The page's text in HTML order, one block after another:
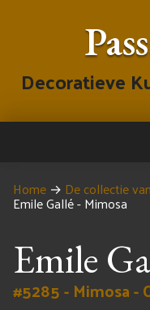
Decoratieve
Home → De collectie
Emile Gallé - Mimosa
Emile
#5285 - Mimosa -